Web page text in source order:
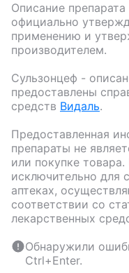
Описание препарата
официально
применению и
производителем.
Сульзонцеф -
предоставлены
средств Видаль.
Предоставленная
препараты не
или покупке
исключительно для
аптеках,
соответствии со
лекарственных
Обнаружили
Ctrl+Enter.